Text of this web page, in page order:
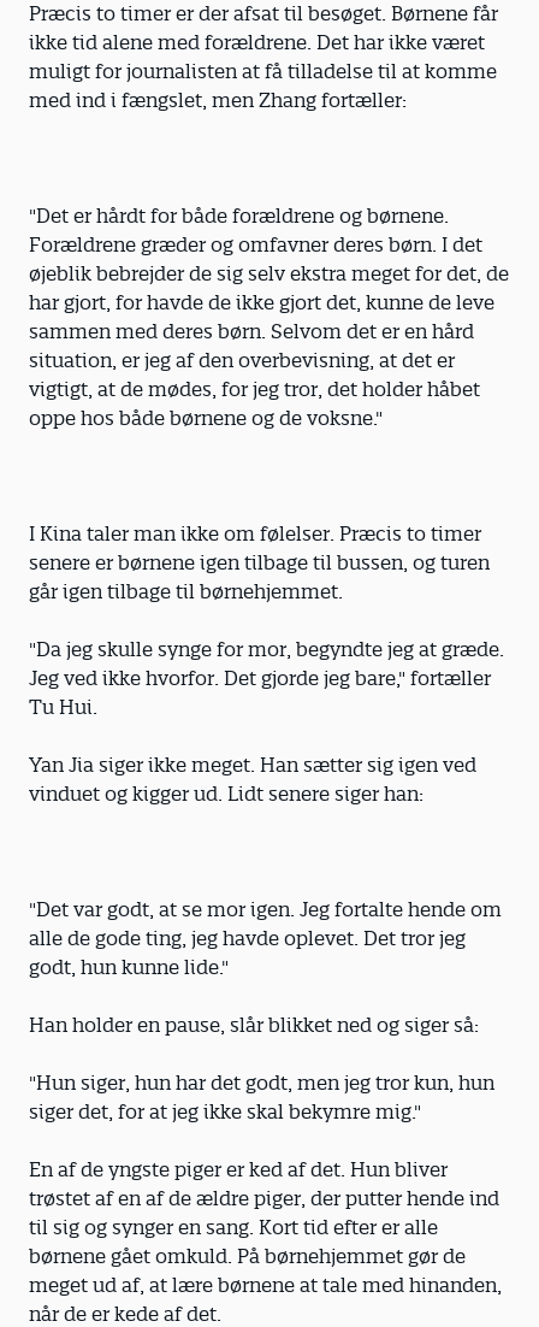
Præcis to timer er der afsat til besøget. Børnene får
ikke tid alene med forældrene. Det har ikke været
muligt for journalisten at få tilladelse til at komme
med ind i fængslet, men Zhang fortæller:
"Det er hårdt for både forældrene og børnene.
Forældrene græder og omfavner deres børn. I det
øjeblik bebrejder de sig selv ekstra meget for det, de
har gjort, for havde de ikke gjort det, kunne de leve
sammen med deres børn. Selvom det er en hård
situation, er jeg af den overbevisning, at det er
vigtigt, at de mødes, for jeg tror, det holder håbet
oppe hos både børnene og de voksne."
I Kina taler man ikke om følelser. Præcis to timer
senere er børnene igen tilbage til bussen, og turen
går igen tilbage til børnehjemmet.
"Da jeg skulle synge for mor, begyndte jeg at græde.
Jeg ved ikke hvorfor. Det gjorde jeg bare," fortæller
Tu Hui.
Yan Jia siger ikke meget. Han sætter sig igen ved
vinduet og kigger ud. Lidt senere siger han:
"Det var godt, at se mor igen. Jeg fortalte hende om
alle de gode ting, jeg havde oplevet. Det tror jeg
godt, hun kunne lide."
Han holder en pause, slår blikket ned og siger så:
"Hun siger, hun har det godt, men jeg tror kun, hun
siger det, for at jeg ikke skal bekymre mig."
En af de yngste piger er ked af det. Hun bliver
trøstet af en af de ældre piger, der putter hende ind
til sig og synger en sang. Kort tid efter er alle
børnene gået omkuld. På børnehjemmet gør de
meget ud af, at lære børnene at tale med hinanden,
når de er kede af det.